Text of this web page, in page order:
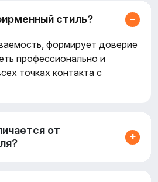
стиль?
формирует доверие
профессионально и
точках контакта с
от